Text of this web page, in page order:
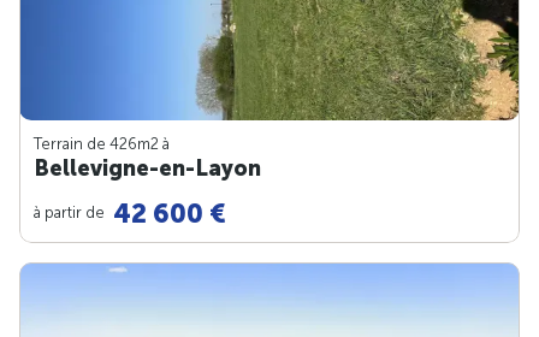
Terrain de 426m2 à
Bellevigne-en-Layon
à partir de 42 600 €